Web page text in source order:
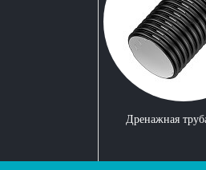
Дренажная